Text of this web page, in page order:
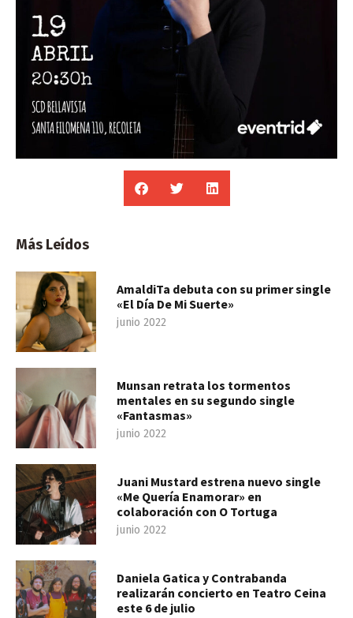
Más Leídos
AmaldiTa debuta con su primer single
«El Día De Mi Suerte»
junio 2022
Munsan retrata los tormentos
mentales en su segundo single
«Fantasmas»
junio 2022
Juani Mustard estrena nuevo single
«Me Quería Enamorar» en
colaboración con O Tortuga
junio 2022
Daniela Gatica y Contrabanda
realizarán concierto en Teatro Ceina
este 6 de julio